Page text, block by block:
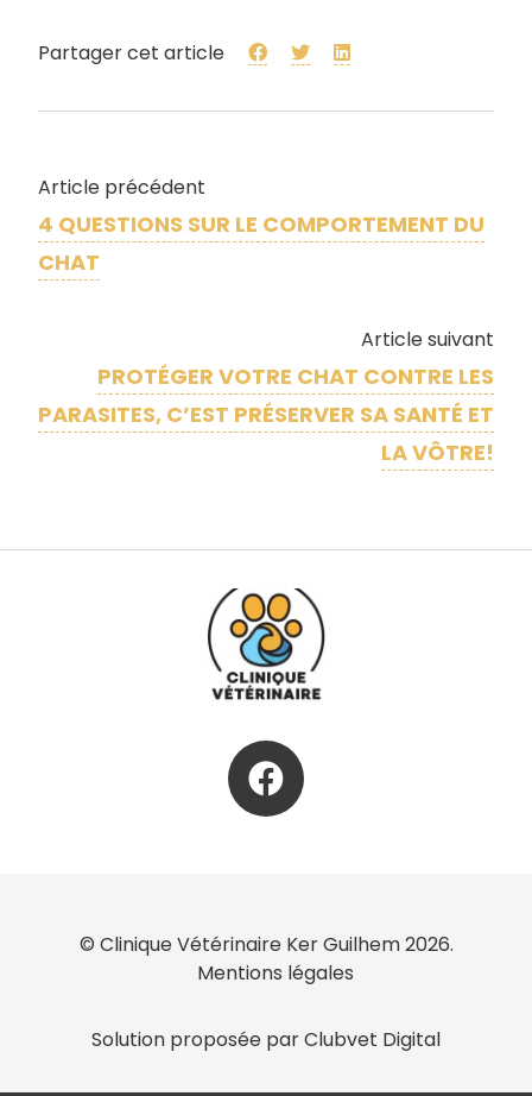
Partager cet article
Article précédent
4 QUESTIONS SUR LE COMPORTEMENT DU
CHAT
Article suivant
PROTÉGER VOTRE CHAT CONTRE LES
PARASITES, C’EST PRÉSERVER SA SANTÉ ET
LA VÔTRE!
© Clinique Vétérinaire Ker Guilhem 2026.
Mentions légales
Solution proposée par Clubvet Digital